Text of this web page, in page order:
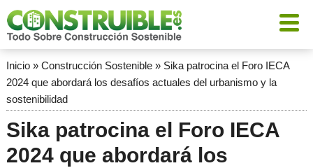
Inicio» Construcción Sostenible» Sika patrocina el Foro IECA
2024 que abordará los desafíos actuales del urbanismo y la
sostenibilidad
Sika patrocina el Foro IECA
2024 que abordará los